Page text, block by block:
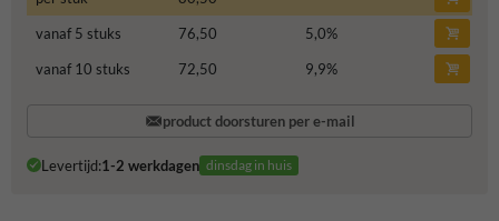
vanaf 5 stuks
76,50 5,0%
vanaf 10 stuks
72,50 9,9%
product doorsturen per e-mail
Levertijd:1-2 werkdagen dinsdag in huis